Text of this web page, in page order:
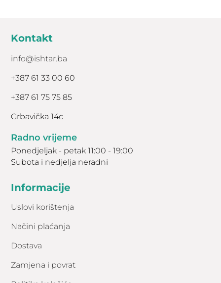
Kontakt
info@ishtar.ba
+387 61 33 00 60
+387 61 75 75 85
Grbavička 14c
Radno vrijeme
Ponedjeljak - petak 11:00 - 19:00
Subota i nedjelja neradni
Informacije
Uslovi korištenja
Načini plaćanja
Dostava
Zamjena i povrat